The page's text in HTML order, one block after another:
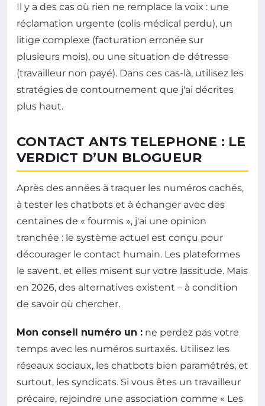
Il y a des cas où rien ne remplace la voix : une
réclamation urgente (colis médical perdu), un
litige complexe (facturation erronée sur
plusieurs mois), ou une situation de détresse
(travailleur non payé). Dans ces cas-là, utilisez les
stratégies de contournement que j'ai décrites
plus haut.
CONTACT ANTS TELEPHONE : LE
VERDICT D’UN BLOGUEUR
Après des années à traquer les numéros cachés,
à tester les chatbots et à échanger avec des
centaines de « fourmis », j'ai une opinion
tranchée : le système actuel est conçu pour
décourager le contact humain. Les plateformes
le savent, et elles misent sur votre lassitude. Mais
en 2026, des alternatives existent – à condition
de savoir où chercher.
Mon conseil numéro un : ne perdez pas votre
temps avec les numéros surtaxés. Utilisez les
réseaux sociaux, les chatbots bien paramétrés, et
surtout, les syndicats. Si vous êtes un travailleur
précaire, rejoindre une association comme « Les